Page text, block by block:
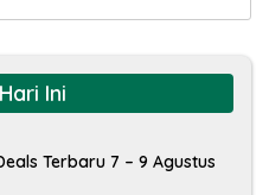
Ini
Terbaru 7 – 9 Agustus